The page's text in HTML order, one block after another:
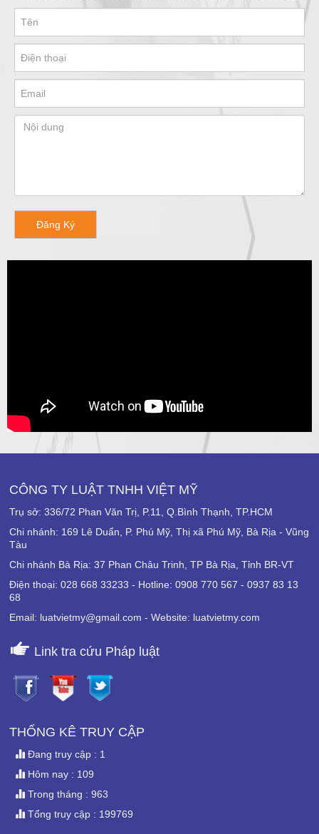
Đăng Ký
CÔNG TY LUẬT TNHH VIỆT MỸ
Trụ sở: 336/72 Phan Văn Trị, P.11, Q.Bình Thạnh, TP.HCM
Chi nhánh: 169 Lê Duẩn, P. Phú Mỹ, Thị xã Phú Mỹ, Bà Rịa - Vũng
Tàu
Chi nhánh Bà Rịa: 37 Phan Châu Trinh, TP Bà Rịa, Tỉnh BR-VT
Điện thoại: 028 668 33233 - Hotline: 0908 770 567 - 0937 83 13
68
Email: luatvietmy@gmail.com - Website: luatvietmy.com
Link tra cứu Pháp luật
THỐNG KÊ TRUY CẬP
Đang truy cập : 1
Hôm nay : 109
Trong tháng : 963
Tổng truy cập : 199769